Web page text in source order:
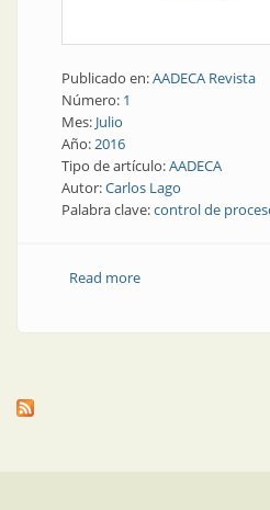
Publicado en:AADECA Revista
Número: 1
Mes: Julio
Año:2016
Tipo de artículo:AADECA
Autor:Carlos Lago
Palabra clave:control de
Read moreabout Entrevista |